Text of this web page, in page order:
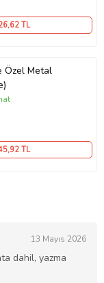
,62 TL
Özel Metal
,92 TL
13 Mayıs 2026
dahil, yazma